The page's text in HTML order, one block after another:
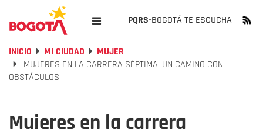
PQRS-BOGOTÁ TE ESCUCHA
INICIO MI CIUDAD
MUJER
MUJERES EN LA CARRERA SÉPTIMA, UN CAMINO CON
OBSTÁCULOS
Mujeres en la carrera